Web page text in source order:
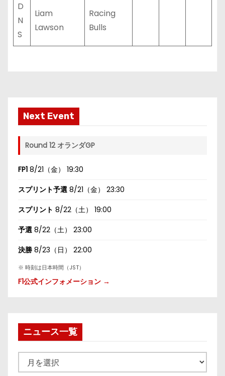
D
N
S
Liam
Lawson
Racing
Bulls
Next Event
Round 12 オランダGP
FP1 8/21（金） 19:30
スプリント予選 8/21（金） 23:30
スプリント 8/22（土） 19:00
予選 8/22（土） 23:00
決勝 8/23（日） 22:00
※ 時刻は日本時間（JST）
F1公式インフォメーション →
ニュース一覧
ュ